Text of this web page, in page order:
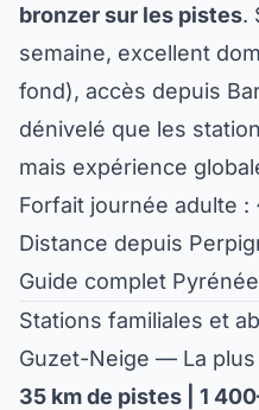
bronzer sur les pistes.
semaine, excellent
fond), accès depuis
dénivelé que les
mais expérience
Forfait journée adulte :
Distance depuis
Guide complet
Stations familiales et
Guzet-Neige — La
35 km de pistes | 1